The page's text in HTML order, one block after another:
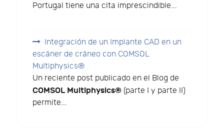
Portugal tiene una cita imprescindible...
Integración de un Implante CAD en un
escáner de cráneo con COMSOL
Multiphysics®
Un reciente post publicado en el Blog de
COMSOL Multiphysics® (parte I y parte II)
permite...